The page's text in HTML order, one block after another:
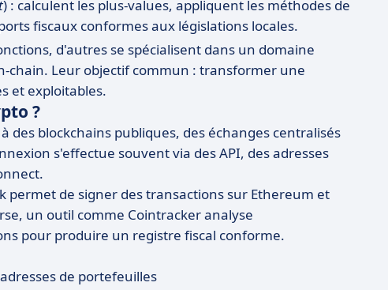
) : calculent les plus-values, appliquent les méthodes de
fiscaux conformes aux législations locales.
d'autres se spécialisent dans un domaine
chain. Leur objectif commun : transformer une
et exploitables.
?
des blockchains publiques, des échanges centralisés
s'effectue souvent via des API, des adresses
de signer des transactions sur Ethereum et
un outil comme Cointracker analyse
pour produire un registre fiscal conforme.
de portefeuilles